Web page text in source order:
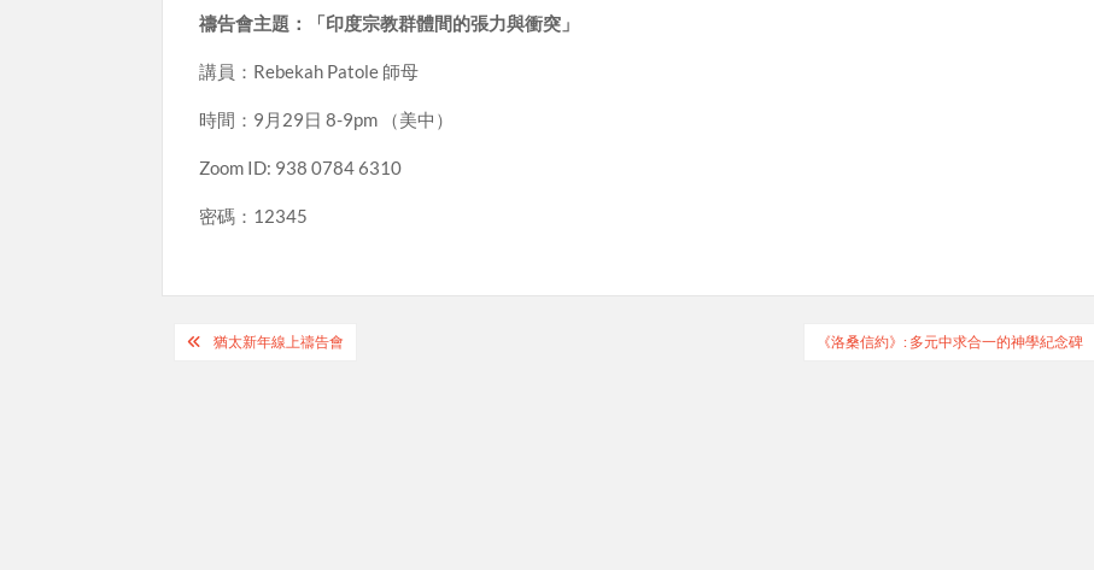
禱告會主題：「印度宗教群體間的張力與衝突」
講員：Rebekah Patole 師母
時間：9月29日 8-9pm （美中）
Zoom ID: 938 0784 6310
密碼：12345
Post猶太新年線上禱告會 《洛桑信約》: 多元中求合一的神學紀念碑